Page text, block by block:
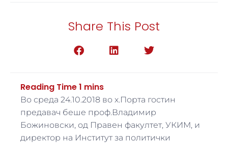
Share This Post
Во среда 24.10.2018 во х.Порта гостин
предавач беше проф.Владимир
Божиновски, од Правен факултет, УКИМ, и
директор на Институт за политички